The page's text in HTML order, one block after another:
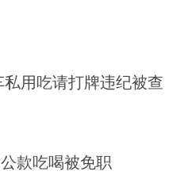
用吃请打牌违纪被查
款吃喝被免职